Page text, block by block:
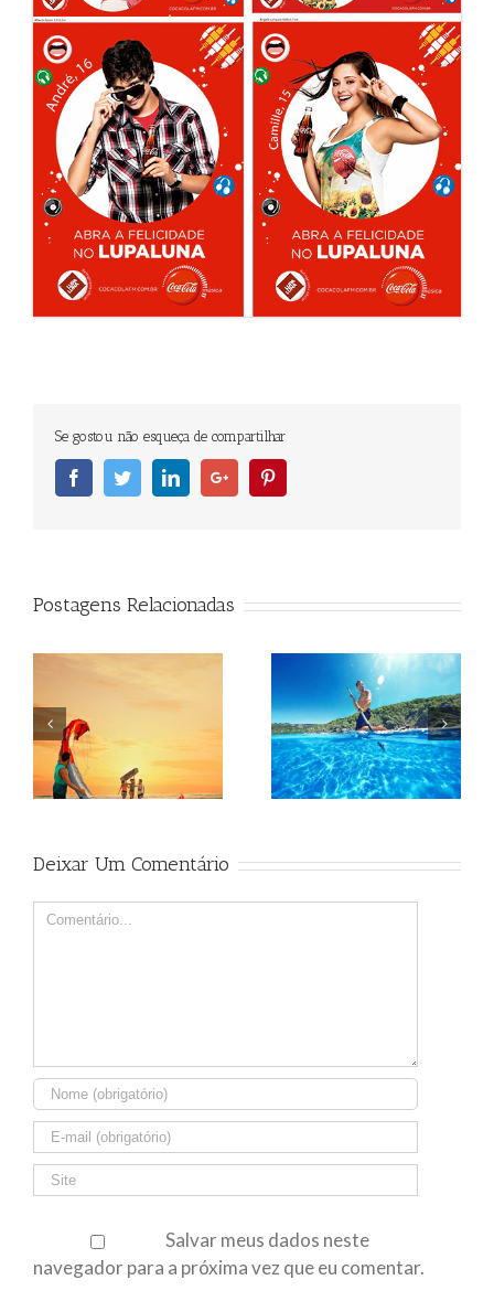
Se gostou não esqueça de compartilhar
FacebookTwitterLinkedinGoogleplus
Postagens Relacionadas
Beagle Beagle
Deixar Um Comentário
Comment
Salvar meus dados neste
navegador para a próxima vez que eu comentar.